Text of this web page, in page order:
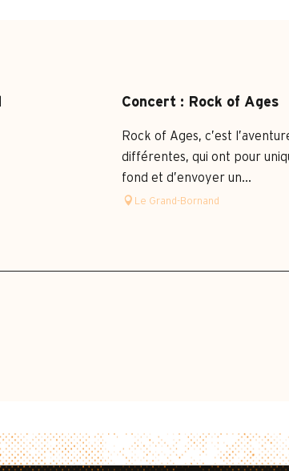
Concert : Rock of Ages
Rock of Ages, c’est
différentes, qui ont pour
fond et d’envoyer un...
Le Grand-Bornand